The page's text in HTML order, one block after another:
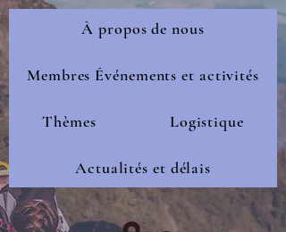
À propos de nous
Membres Événements et activités
Thèmes Logistique
Actualités et délais